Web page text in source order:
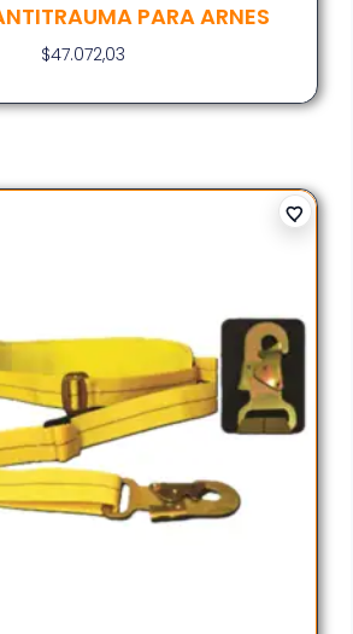
PARA ARNES
$47.072,03